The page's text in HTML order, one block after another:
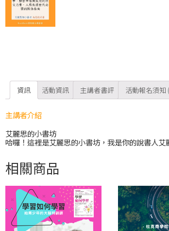
資訊 活動資訊 主講者書評 活動報名須知
主講者介紹
艾麗思的小書坊
哈囉！這裡是艾麗思的小書坊，我是你的說書人艾
相關商品